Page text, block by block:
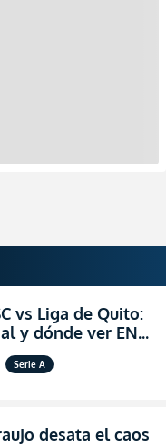
vs Liga de Quito:
y dónde ver EN
22 de la LigaPro
Serie A
desata el caos